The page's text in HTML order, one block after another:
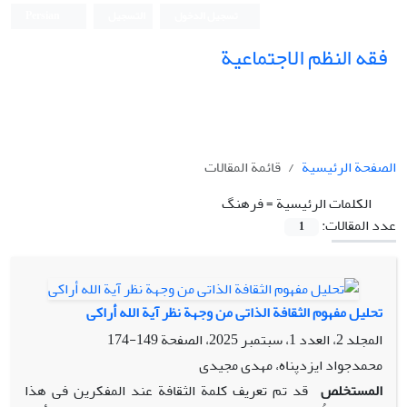
فقه النظم الاجتماعیة
الصفحة الرئيسية
قائمة المقالات
الكلمات الرئيسية =فرهنگ
عدد المقالات:
1
تحلیل مفهوم الثقافة الذاتی من وجهة نظر آیة الله أراکی
المجلد 2، العدد 1، سبتمبر 2025، الصفحة
149-174
محمدجواد ایزدپناه، مهدی مجیدی
المستخلص قد تم تعریف کلمة الثقافة عند المفکرین فی هذا